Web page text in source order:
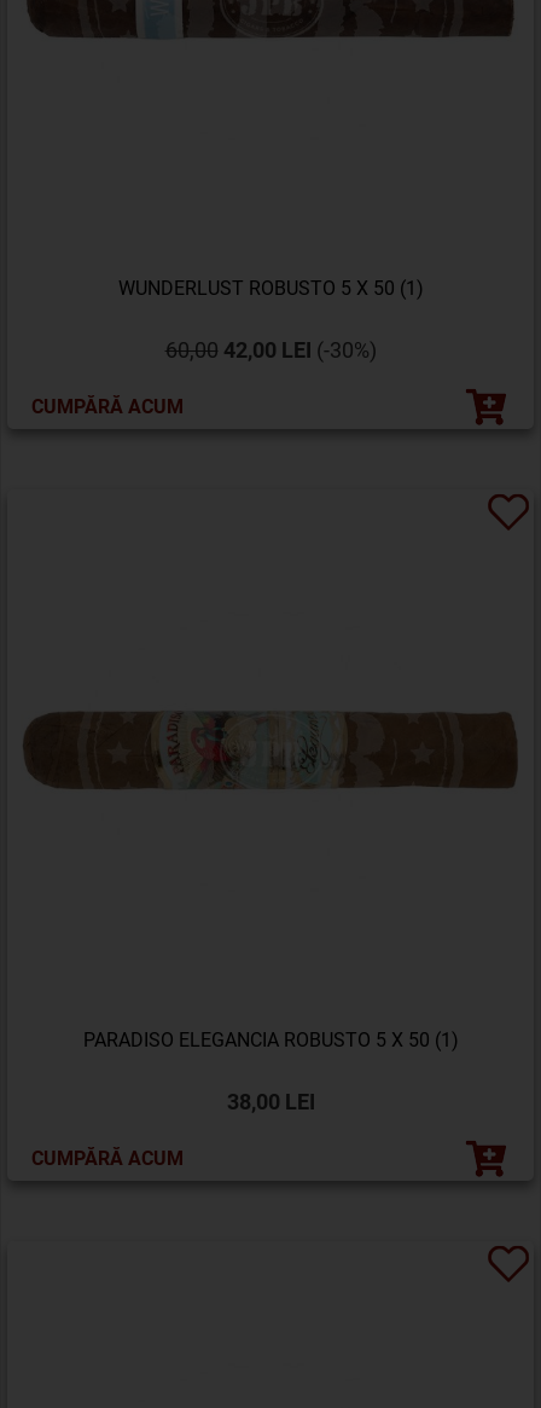
WUNDERLUST ROBUSTO 5 X 50 (1)
60,00 42,00 LEI (-30%)
CUMPĂRĂ ACUM
PARADISO ELEGANCIA ROBUSTO 5 X 50 (1)
38,00 LEI
CUMPĂRĂ ACUM